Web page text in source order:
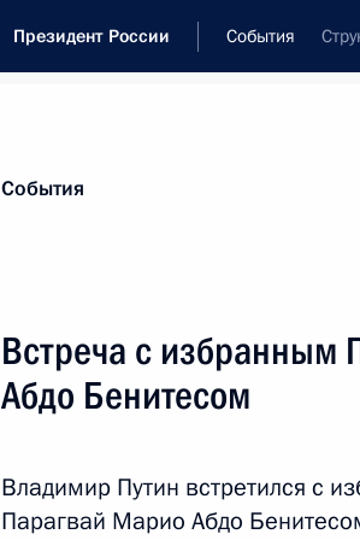
Президент России События
Новости
Совещание с членами
События
Встреча с избранным
Абдо Бенитесом
Владимир Путин встретился с
Парагвай Марио Абдо